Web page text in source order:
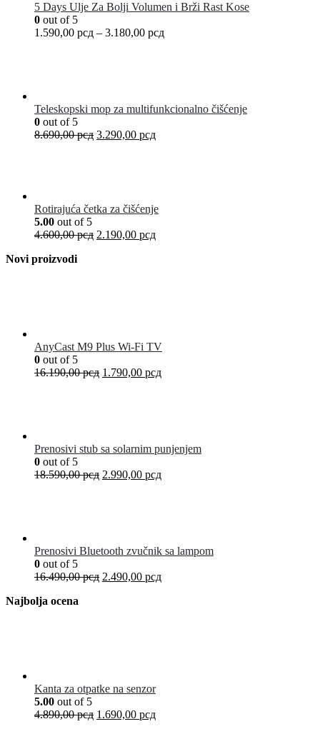
5 Days Ulje Za Bolji Volumen i Brži Rast Kose
0 out of 5
1.590,00 рсд – 3.180,00 рсд
Teleskopski mop za multifunkcionalno čišćenje
0 out of 5
8.690,00рсд 3.290,00 рсд
Rotirajuća četka za čišćenje
5.00 out of 5
4.600,00рсд 2.190,00 рсд
Novi proizvodi
AnyCast M9 Plus Wi-Fi TV
0 out of 5
16.190,00рсд 1.790,00 рсд
Prenosivi stub sa solarnim punjenjem
0 out of 5
18.590,00рсд 2.990,00 рсд
Prenosivi Bluetooth zvučnik sa lampom
0 out of 5
16.490,00рсд 2.490,00 рсд
Najbolja ocena
Kanta za otpatke na senzor
5.00 out of 5
4.890,00рсд 1.690,00 рсд